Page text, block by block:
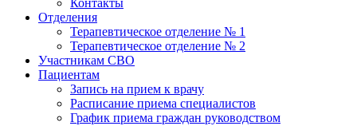
Отделения
Терапевтическое отделение № 1
Терапевтическое отделение № 2
Участникам СВО
Пациентам
Запись на прием к врачу
Расписание приема специалистов
График приема граждан руководством